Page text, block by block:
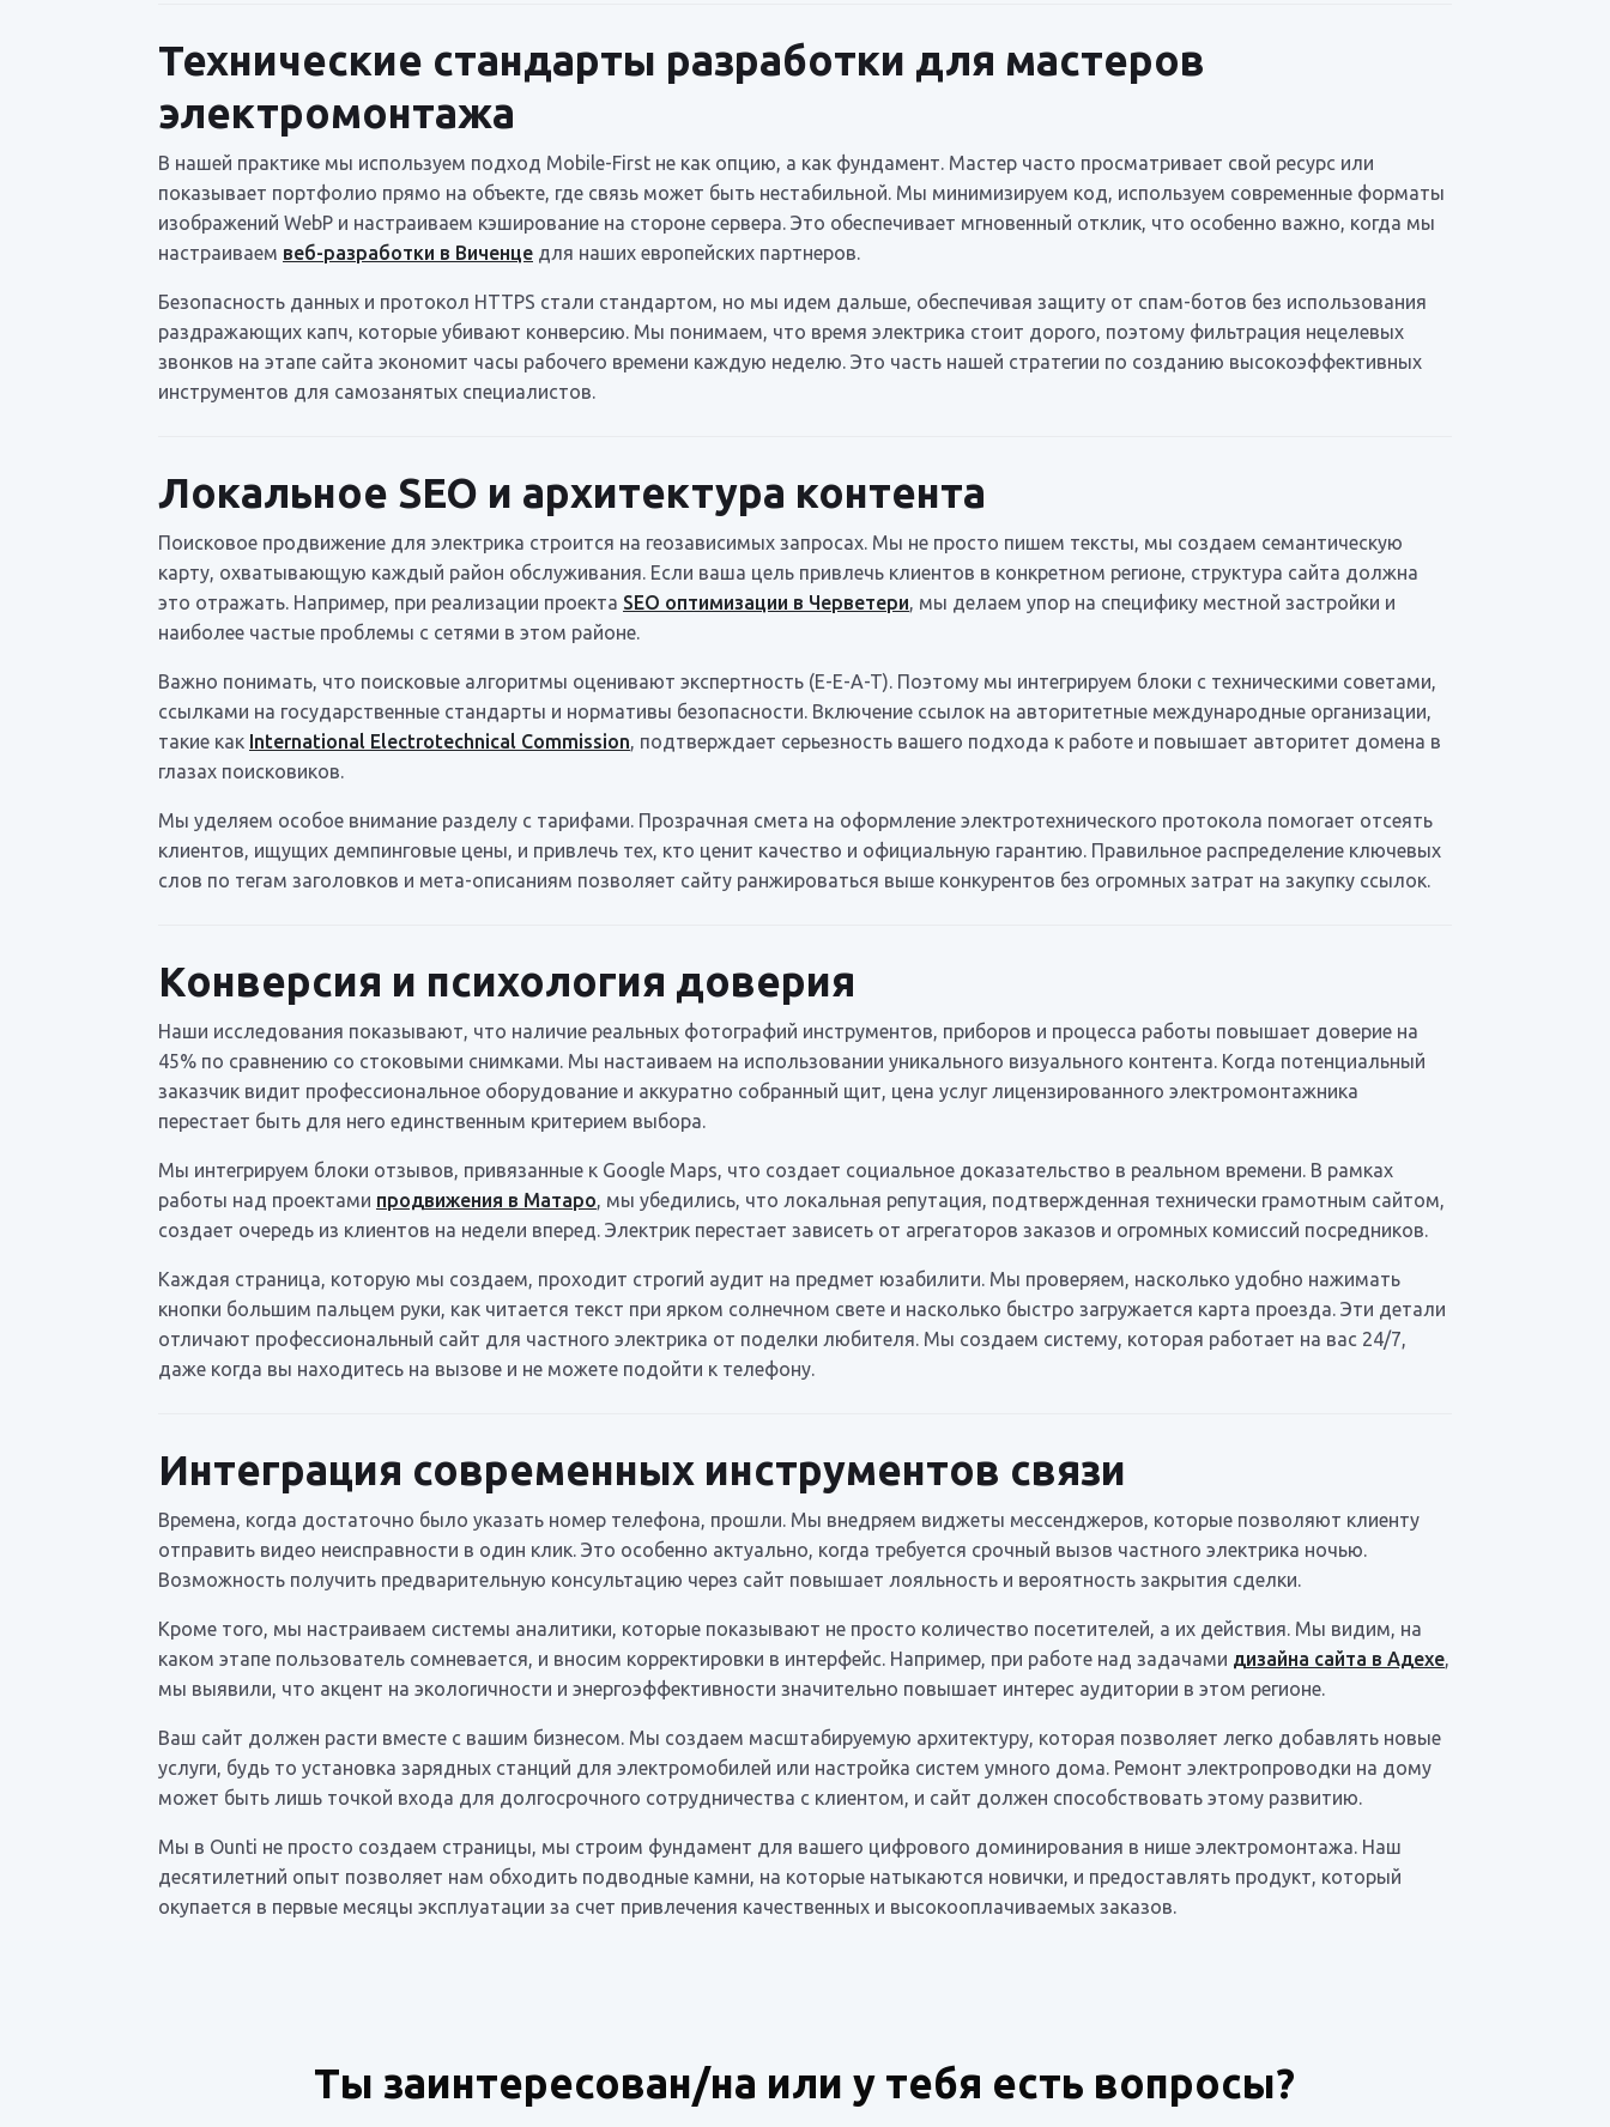
Технические стандарты разработки для мастеров
электромонтажа
В нашей практике мы используем подход Mobile-First не как опцию, а как фундамент. Мастер часто просматривает свой ресурс или
показывает портфолио прямо на объекте, где связь может быть нестабильной. Мы минимизируем код, используем современные форматы
изображений WebP и настраиваем кэширование на стороне сервера. Это обеспечивает мгновенный отклик, что особенно важно, когда мы
настраиваем веб-разработки в Виченце для наших европейских партнеров.
Безопасность данных и протокол HTTPS стали стандартом, но мы идем дальше, обеспечивая защиту от спам-ботов без использования
раздражающих капч, которые убивают конверсию. Мы понимаем, что время электрика стоит дорого, поэтому фильтрация нецелевых
звонков на этапе сайта экономит часы рабочего времени каждую неделю. Это часть нашей стратегии по созданию высокоэффективных
инструментов для самозанятых специалистов.
Локальное SEO и архитектура контента
Поисковое продвижение для электрика строится на геозависимых запросах. Мы не просто пишем тексты, мы создаем семантическую
карту, охватывающую каждый район обслуживания. Если ваша цель привлечь клиентов в конкретном регионе, структура сайта должна
это отражать. Например, при реализации проекта SEO оптимизации в Черветери, мы делаем упор на специфику местной застройки и
наиболее частые проблемы с сетями в этом районе.
Важно понимать, что поисковые алгоритмы оценивают экспертность (E-E-A-T). Поэтому мы интегрируем блоки с техническими советами,
ссылками на государственные стандарты и нормативы безопасности. Включение ссылок на авторитетные международные организации,
такие как International Electrotechnical Commission, подтверждает серьезность вашего подхода к работе и повышает авторитет домена в
глазах поисковиков.
Мы уделяем особое внимание разделу с тарифами. Прозрачная смета на оформление электротехнического протокола помогает отсеять
клиентов, ищущих демпинговые цены, и привлечь тех, кто ценит качество и официальную гарантию. Правильное распределение ключевых
слов по тегам заголовков и мета-описаниям позволяет сайту ранжироваться выше конкурентов без огромных затрат на закупку ссылок.
Конверсия и психология доверия
Наши исследования показывают, что наличие реальных фотографий инструментов, приборов и процесса работы повышает доверие на
45% по сравнению со стоковыми снимками. Мы настаиваем на использовании уникального визуального контента. Когда потенциальный
заказчик видит профессиональное оборудование и аккуратно собранный щит, цена услуг лицензированного электромонтажника
перестает быть для него единственным критерием выбора.
Мы интегрируем блоки отзывов, привязанные к Google Maps, что создает социальное доказательство в реальном времени. В рамках
работы над проектами продвижения в Матаро, мы убедились, что локальная репутация, подтвержденная технически грамотным сайтом,
создает очередь из клиентов на недели вперед. Электрик перестает зависеть от агрегаторов заказов и огромных комиссий посредников.
Каждая страница, которую мы создаем, проходит строгий аудит на предмет юзабилити. Мы проверяем, насколько удобно нажимать
кнопки большим пальцем руки, как читается текст при ярком солнечном свете и насколько быстро загружается карта проезда. Эти детали
отличают профессиональный сайт для частного электрика от поделки любителя. Мы создаем систему, которая работает на вас 24/7,
даже когда вы находитесь на вызове и не можете подойти к телефону.
Интеграция современных инструментов связи
Времена, когда достаточно было указать номер телефона, прошли. Мы внедряем виджеты мессенджеров, которые позволяют клиенту
отправить видео неисправности в один клик. Это особенно актуально, когда требуется срочный вызов частного электрика ночью.
Возможность получить предварительную консультацию через сайт повышает лояльность и вероятность закрытия сделки.
Кроме того, мы настраиваем системы аналитики, которые показывают не просто количество посетителей, а их действия. Мы видим, на
каком этапе пользователь сомневается, и вносим корректировки в интерфейс. Например, при работе над задачами дизайна сайта в Адехе,
мы выявили, что акцент на экологичности и энергоэффективности значительно повышает интерес аудитории в этом регионе.
Ваш сайт должен расти вместе с вашим бизнесом. Мы создаем масштабируемую архитектуру, которая позволяет легко добавлять новые
услуги, будь то установка зарядных станций для электромобилей или настройка систем умного дома. Ремонт электропроводки на дому
может быть лишь точкой входа для долгосрочного сотрудничества с клиентом, и сайт должен способствовать этому развитию.
Мы в Ounti не просто создаем страницы, мы строим фундамент для вашего цифрового доминирования в нише электромонтажа. Наш
десятилетний опыт позволяет нам обходить подводные камни, на которые натыкаются новички, и предоставлять продукт, который
окупается в первые месяцы эксплуатации за счет привлечения качественных и высокооплачиваемых заказов.
Ты заинтересован/на или у тебя есть вопросы?